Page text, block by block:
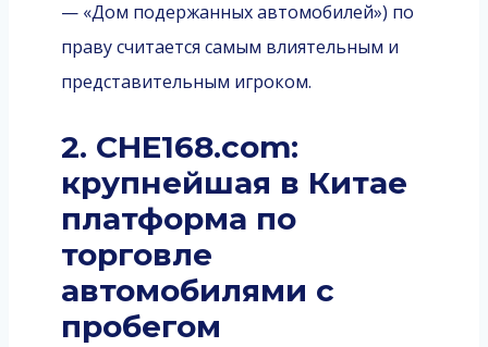
— «Дом подержанных автомобилей») по
праву считается самым влиятельным и
представительным игроком.
2. CHE168.com:
крупнейшая в Китае
платформа по
торговле
автомобилями с
пробегом